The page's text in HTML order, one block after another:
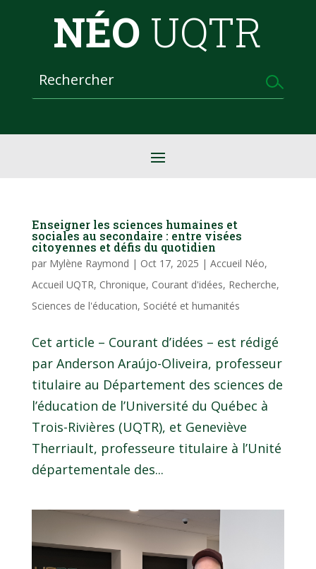
NÉO UQTR
Enseigner les sciences humaines et
sociales au secondaire : entre visées
citoyennes et défis du quotidien
par Mylène Raymond | Oct 17, 2025 | Accueil Néo,
Accueil UQTR, Chronique, Courant d'idées, Recherche,
Sciences de l'éducation, Société et humanités
Cet article – Courant d’idées – est rédigé
par Anderson Araújo-Oliveira, professeur
titulaire au Département des sciences de
l’éducation de l’Université du Québec à
Trois-Rivières (UQTR), et Geneviève
Therriault, professeure titulaire à l’Unité
départementale des...